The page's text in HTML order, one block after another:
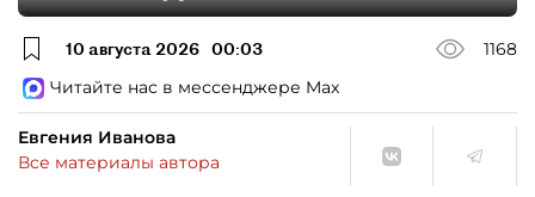
10 августа 2026 00:03
1168
Читайте нас в мессенджере Max
Евгения Иванова
Все материалы автора